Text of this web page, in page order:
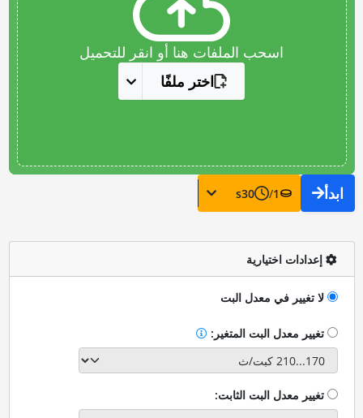
اسحب الملفات هنا أو انقر للتحميل
اختر ملفًا
ابدأ 1
/
30
s
إعدادات اختيارية
لا تغيير في معدل البت
تغيير معدل البت المتغير:
تغيير معدل البت الثابت: